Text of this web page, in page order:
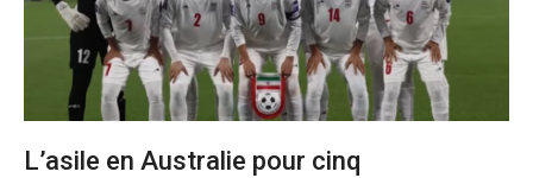
L’asile en Australie pour cinq